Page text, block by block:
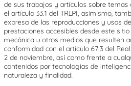
de sus trabajos y artículos sobre temas
el artículo 33.1 del TRLPI, asimismo,
expresa de las reproducciones y usos
prestaciones accesibles desde este
mecánica u otros medios que resulten
conformidad con el artículo 67.3 del
2 de noviembre, así como frente a
contenidos por tecnologías de
naturaleza y finalidad.